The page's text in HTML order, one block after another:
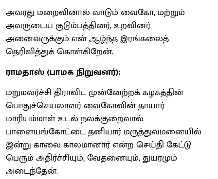
அவரது மறைவினால் வாடும் வைகோ, மற்றும்
அவருடைய குடும்பத்தினர், உறவினர்
அனைவருக்கும் என் ஆழ்ந்த இரங்கலைத்
தெரிவித்துக் கொள்கிறேன்.
ராமதாஸ் (பாமக நிறுவனர்):
மறுமலர்ச்சி திராவிட முன்னேற்றக் கழகத்தின்
பொதுச்செயலாளர் வைகோவின் தாயார்
மாரியம்மாள் உடல் நலக்குறைவால்
பாளையங்கோட்டை தனியார் மருத்துவமனையில்
இன்று காலை காலமானார் என்ற செய்தி கேட்டு
பெரும் அதிர்ச்சியும், வேதனையும், துயரமும்
அடைந்தேன்.